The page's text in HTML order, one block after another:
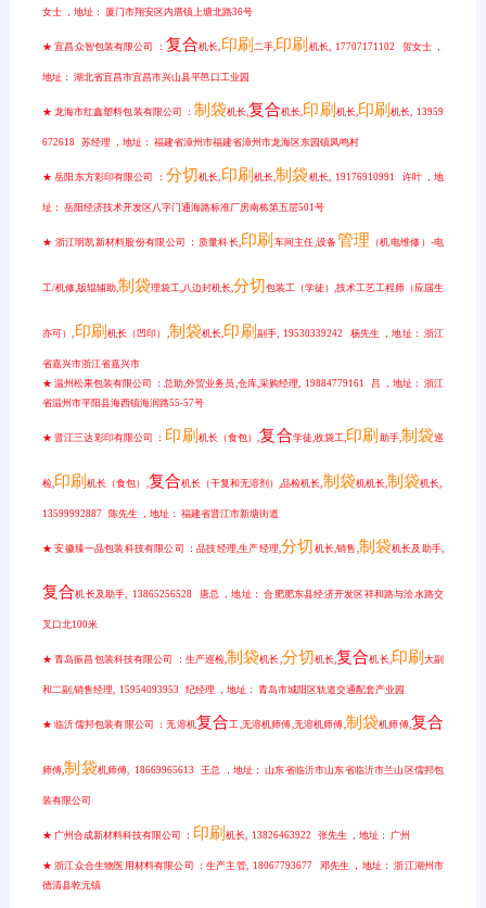
女士 ，地址： 厦门市翔安区内厝镇上塘北路36号
★ 宜昌众智包装有限公司 ： 复合机长, 印刷 二手,印刷 机长, 17707171102 贺女士 ，
地址： 湖北省宜昌市宜昌市兴山县平邑口工业园
★ 龙海市红鑫塑料包装有限公司 ： 制袋机长,复合机长,印刷 机长,印刷 机长, 13959
672618 苏经理 ，地址： 福建省漳州市福建省漳州市龙海区东园镇凤鸣村
★ 岳阳东方彩印有限公司 ： 分切机长, 印刷 机长,制袋 机长, 19176910991 许叶 ，地
址： 岳阳经济技术开发区八字门通海路标准厂房南栋第五层501号
★ 浙江明凯新材料股份有限公司 ：质量科长,印刷 车间主任,设备管理 （机电维修）-电
工/机修,版辊辅助,制袋理袋工,八边封机长,分切包装工（学徒）,技术工艺工程师（应届生
亦可）, 印刷 机长（凹印）,制袋机长,印刷 副手, 19530339242 杨先生 ，地址： 浙江
省嘉兴市浙江省嘉兴市
★ 温州松果包装有限公司 ：总助,外贸业务员,仓库,采购经理, 19884779161 吕 ，地址： 浙江
省温州市平阳县海西镇海润路55-57号
★ 晋江三达彩印有限公司 ： 印刷 机长（食包）,复合学徒,收袋工,印刷 助手,制袋巡
检,印刷机长（食包）,复合机长（干复和无溶剂）,品检机长,制袋机机长,制袋机长,
13599992887 陈先生 ，地址： 福建省晋江市新塘街道
★ 安徽臻一品包装科技有限公司 ：品技经理,生产经理,分切 机长,销售,制袋机长及助手,
复合机长及助手, 13865256528 唐总 ，地址： 合肥肥东县经济开发区祥和路与浍水路交
叉口北100米
★ 青岛振昌包装科技有限公司 ：生产巡检,制袋机长,分切 机长,复合机长,印刷大副
和二副,销售经理, 15954093953 纪经理 ，地址： 青岛市城阳区轨道交通配套产业园
★ 临沂儒邦包装有限公司 ：无溶机复合工,无溶机师傅,无溶机师傅,制袋机师傅,复合
师傅,制袋机师傅, 18669965613 王总 ，地址： 山东省临沂市山东省临沂市兰山区儒邦包
装有限公司
★ 广州合成新材料科技有限公司 ： 印刷 机长, 13826463922 张先生 ，地址： 广州
★ 浙江众合生物医用材料有限公司 ：生产主管, 18067793677 邓先生 ，地址： 浙江湖州市
德清县乾元镇